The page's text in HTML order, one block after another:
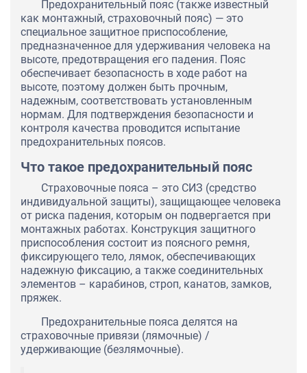
Предохранительный пояс (также известный
как монтажный, страховочный пояс) — это
специальное защитное приспособление,
предназначенное для удерживания человека на
высоте, предотвращения его падения. Пояс
обеспечивает безопасность в ходе работ на
высоте, поэтому должен быть прочным,
надежным, соответствовать установленным
нормам. Для подтверждения безопасности и
контроля качества проводится испытание
предохранительных поясов.
Что такое предохранительный пояс
Страховочные пояса – это СИЗ (средство
индивидуальной защиты), защищающее человека
от риска падения, которым он подвергается при
монтажных работах. Конструкция защитного
приспособления состоит из поясного ремня,
фиксирующего тело, лямок, обеспечивающих
надежную фиксацию, а также соединительных
элементов – карабинов, строп, канатов, замков,
пряжек.
Предохранительные пояса делятся на
страховочные привязи (лямочные) /
удерживающие (безлямочные).